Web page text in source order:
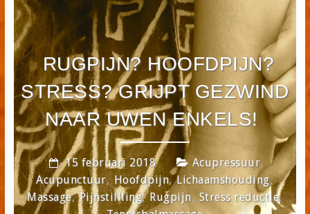
RUGPIJN? HOOFDPIJN?
STRESS? GRIJPT GEZWIND
NAAR UWEN ENKELS!
15 februari 2018 Acupressuur,
Acupunctuur, Hoofdpijn,Lichaamshouding,
Massage,Pijnstillling,Rugpijn, Stress reductie,